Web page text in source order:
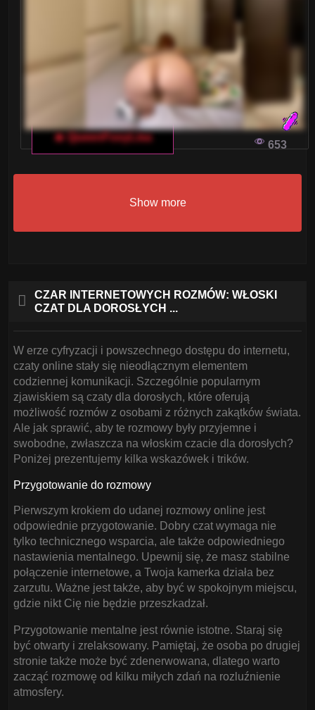
🔥 QueenFoxyLisa
653
Show more
CZAR INTERNETOWYCH ROZMÓW: WŁOSKI
CZAT DLA DOROSŁYCH ...
W erze cyfryzacji i powszechnego dostępu do internetu,
czaty online stały się nieodłącznym elementem
codziennej komunikacji. Szczególnie popularnym
zjawiskiem są czaty dla dorosłych, które oferują
możliwość rozmów z osobami z różnych zakątków świata.
Ale jak sprawić, aby te rozmowy były przyjemne i
swobodne, zwłaszcza na włoskim czacie dla dorosłych?
Poniżej prezentujemy kilka wskazówek i trików.
Przygotowanie do rozmowy
Pierwszym krokiem do udanej rozmowy online jest
odpowiednie przygotowanie. Dobry czat wymaga nie
tylko technicznego wsparcia, ale także odpowiedniego
nastawienia mentalnego. Upewnij się, że masz stabilne
połączenie internetowe, a Twoja kamerka działa bez
zarzutu. Ważne jest także, aby być w spokojnym miejscu,
gdzie nikt Cię nie będzie przeszkadzał.
Przygotowanie mentalne jest równie istotne. Staraj się
być otwarty i zrelaksowany. Pamiętaj, że osoba po drugiej
stronie także może być zdenerwowana, dlatego warto
zacząć rozmowę od kilku miłych zdań na rozluźnienie
atmosfery.